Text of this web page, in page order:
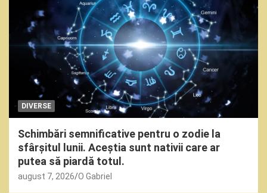
DIVERSE
Schimbări semnificative pentru o zodie la
sfârșitul lunii. Aceștia sunt nativii care ar
putea să piardă totul.
august 7, 2026 O Gabriel